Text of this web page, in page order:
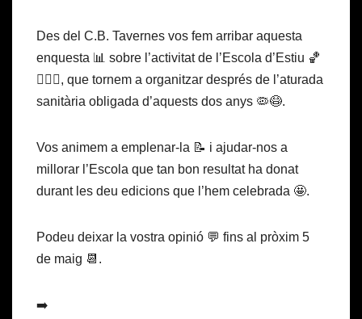
Des del C.B. Tavernes vos fem arribar aquesta
enquesta 📊 sobre l’activitat de l’Escola d’Estiu 🏀
⛹🏻‍♀️, que tornem a organitzar després de l’aturada
sanitària obligada d’aquests dos anys 🦠😷.
Vos animem a emplenar-la 📝 i ajudar-nos a
millorar l’Escola que tan bon resultat ha donat
durant les deu edicions que l’hem celebrada 🤩.
Podeu deixar la vostra opinió 💬 fins al pròxim 5
de maig 📆.
➡️